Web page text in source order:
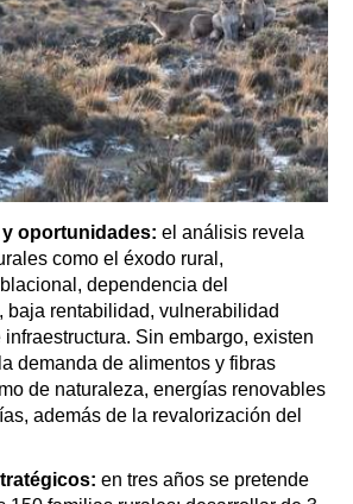
oportunidades: el análisis revela
como el éxodo rural,
dependencia del
baja rentabilidad, vulnerabilidad
Sin embargo, existen
demanda de alimentos y fibras
de naturaleza, energías renovables
además de la revalorización del
en tres años se pretende